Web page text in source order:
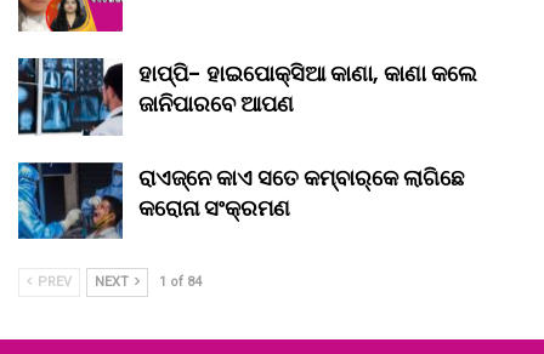
ହାପ୍ପି- ହାଇପୋକ୍ସିଆ କାଣା, କାଣା କଲେ
ଜାନିପାରବେ ଆପଣ
ରାଏଜ୍‌ନେ କାଏ ସତେ କମ୍‌ବାର୍‌କେ ଲାଗିଛେ
କରୋନା ସଂକ୍ରମଣ
PREV NEXT 1 of 84